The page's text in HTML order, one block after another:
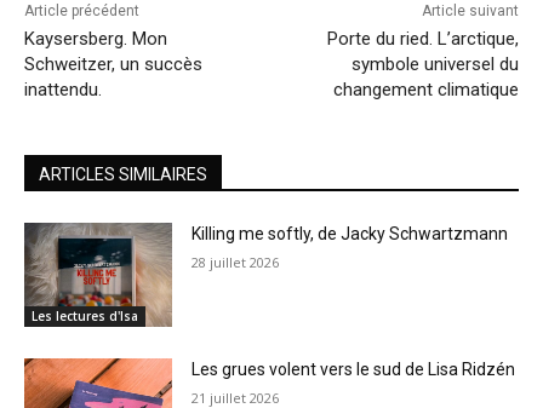
Article précédent
Kaysersberg. Mon
Schweitzer, un succès
inattendu.
Article suivant
Porte du ried. L’arctique,
symbole universel du
changement climatique
ARTICLES SIMILAIRES
Les lectures d'Isa
Killing me softly, de Jacky Schwartzmann
28 juillet 2026
Les grues volent vers le sud de Lisa Ridzén
21 juillet 2026